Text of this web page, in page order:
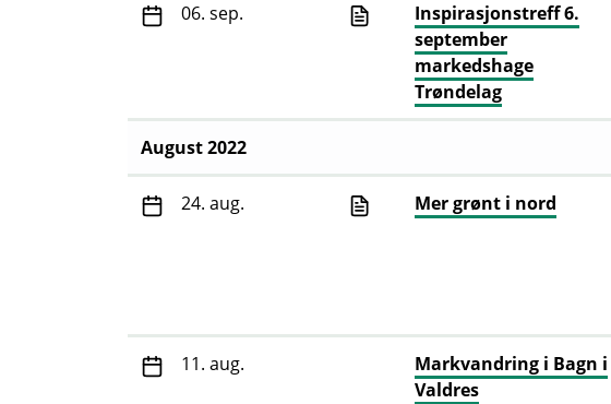
06. sep.
Inspirasjonstreff 6.
september
markedshage
Trøndelag
August 2022
24. aug. Mer grønt i nord
11. aug.
Markvandring i Bagn i
Valdres